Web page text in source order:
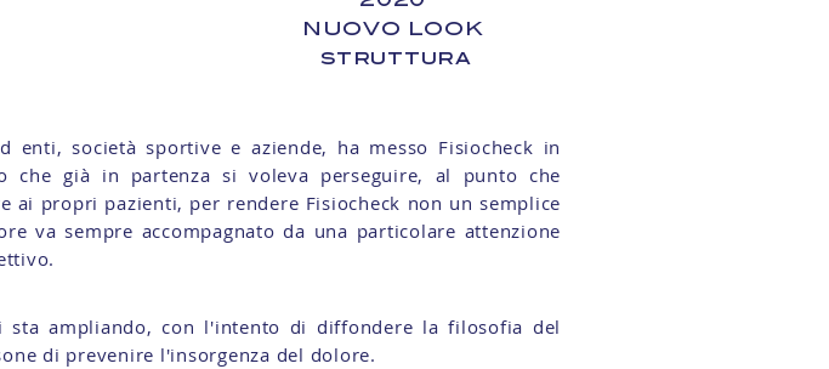
NUOVO LOOK
struttura
società sportive e aziende, ha messo Fisiocheck in
che già in partenza si voleva perseguire, al punto che
propri pazienti, per rendere Fisiocheck non un semplice
va sempre accompagnato da una particolare attenzione
ampliando, con l'intento di diffondere la filosofia del
di prevenire l'insorgenza del dolore.